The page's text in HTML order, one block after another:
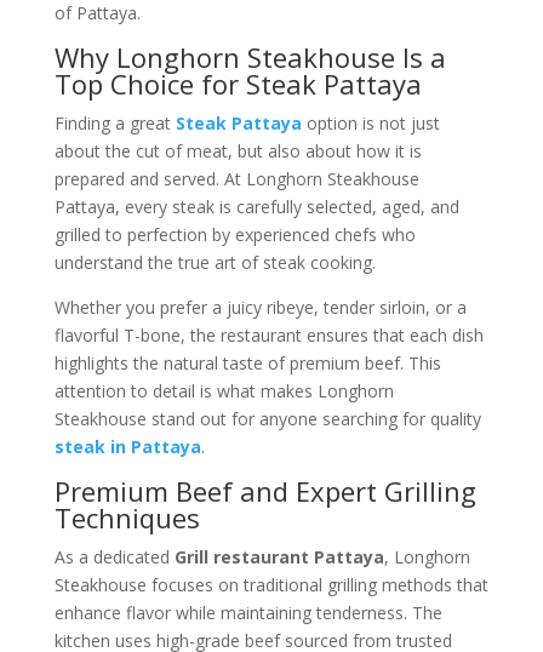
of Pattaya.
Why Longhorn Steakhouse Is a
Top Choice for Steak Pattaya
Finding a great Steak Pattaya option is not just
about the cut of meat, but also about how it is
prepared and served. At Longhorn Steakhouse
Pattaya, every steak is carefully selected, aged, and
grilled to perfection by experienced chefs who
understand the true art of steak cooking.
Whether you prefer a juicy ribeye, tender sirloin, or a
flavorful T-bone, the restaurant ensures that each dish
highlights the natural taste of premium beef. This
attention to detail is what makes Longhorn
Steakhouse stand out for anyone searching for quality
steak in Pattaya.
Premium Beef and Expert Grilling
Techniques
As a dedicated Grill restaurant Pattaya, Longhorn
Steakhouse focuses on traditional grilling methods that
enhance flavor while maintaining tenderness. The
kitchen uses high-grade beef sourced from trusted